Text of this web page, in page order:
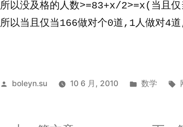
所以没及格的人数>=83+x/2>=x(当且
所以当且仅当166做对个0道,1人做对4
发
boleyn.su 10 6 月, 2010
发
数学